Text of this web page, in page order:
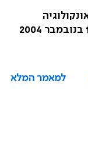
למאמר המלא